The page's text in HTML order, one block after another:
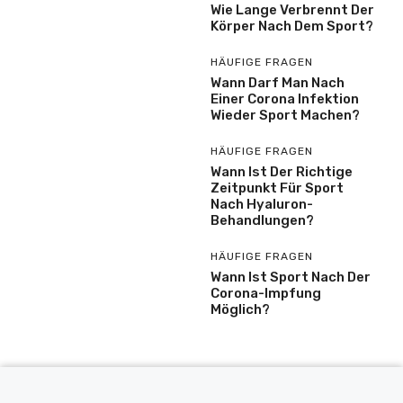
Wie Lange Verbrennt Der
Körper Nach Dem Sport?
HÄUFIGE FRAGEN
Wann Darf Man Nach
Einer Corona Infektion
Wieder Sport Machen?
HÄUFIGE FRAGEN
Wann Ist Der Richtige
Zeitpunkt Für Sport
Nach Hyaluron-
Behandlungen?
HÄUFIGE FRAGEN
Wann Ist Sport Nach Der
Corona-Impfung
Möglich?